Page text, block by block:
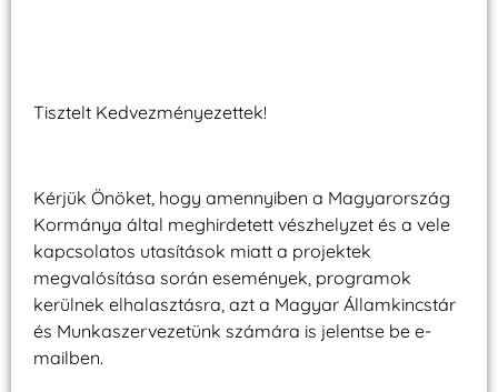
Tisztelt Kedvezményezettek!
Kérjük Önöket, hogy amennyiben a Magyarország
Kormánya által meghirdetett vészhelyzet és a vele
kapcsolatos utasítások miatt a projektek
megvalósítása során események, programok
kerülnek elhalasztásra, azt a Magyar Államkincstár
és Munkaszervezetünk számára is jelentse be e-
mailben.